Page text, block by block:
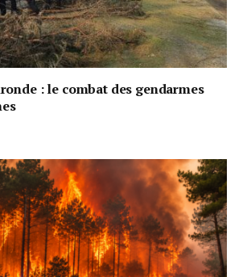
: le combat des gendarmes